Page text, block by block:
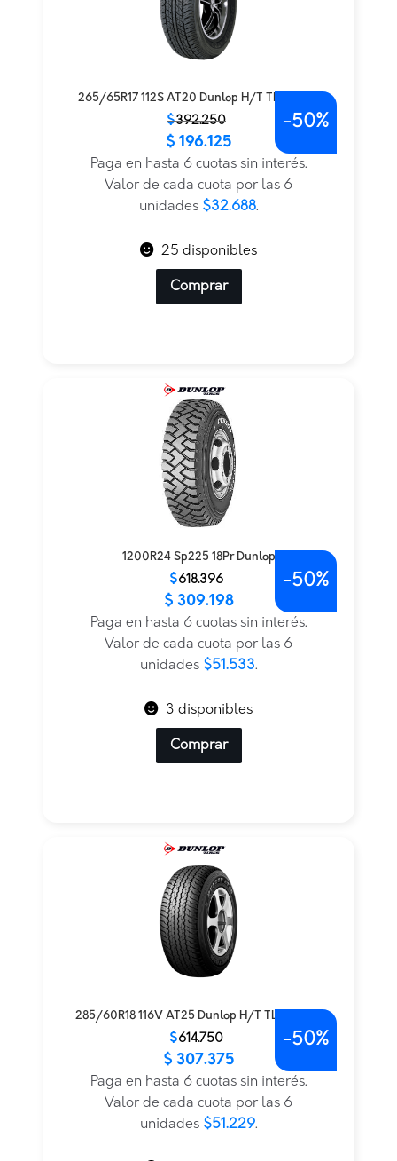
265/65R17 112S AT20 Dunlop H/T TL — THA
$392.250
original
$392.250.
actual
$ 196.125
Paga en hasta 6 cuotas sin interés.
Valor de cada cuota por las 6
unidades $32.688.
-50%
25 disponibles
Comprar
1200R24 Sp225 18Pr Dunlop
$618.396
original
actual
$ 309.198
Paga en hasta 6 cuotas sin interés.
Valor de cada cuota por las 6
unidades $51.533.
-50%
3 disponibles
Comprar
285/60R18 116V AT25 Dunlop H/T TL BLK JAP
$614.750
original
actual
$ 307.375
Paga en hasta 6 cuotas sin interés.
Valor de cada cuota por las 6
unidades $51.229.
-50%